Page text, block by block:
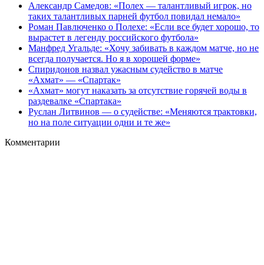
Александр Самедов: «Полех — талантливый игрок, но
таких талантливых парней футбол повидал немало»
Роман Павлюченко о Полехе: «Если все будет хорошо, то
вырастет в легенду российского футбола»
Манфред Угальде: «Хочу забивать в каждом матче, но не
всегда получается. Но я в хорошей форме»
Спиридонов назвал ужасным судейство в матче
«Ахмат» — «Спартак»
«Ахмат» могут наказать за отсутствие горячей воды в
раздевалке «Спартака»
Руслан Литвинов — о судействе: «Меняются трактовки,
но на поле ситуации одни и те же»
Комментарии